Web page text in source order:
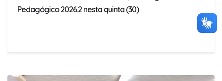
Pedagógico 2026.2 nesta quinta (30)